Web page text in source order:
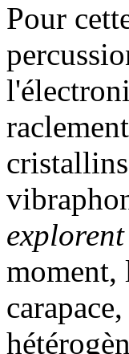
Pour
moment,